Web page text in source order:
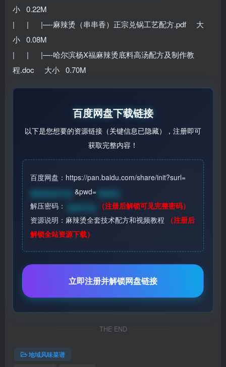
小 0.22M
| | |—-麻辣烫（串串香）正宗兑锅工艺配方.pdf 大
小 0.08M
| | |—-哈尔滨杨X福麻辣烫底料高汤配方及制作教
程.doc 大小 0.70M
百度网盘下载链接
以下是您想要的资源链接（关键信息已隐藏），注册即可
获取完整内容！
百度网盘：https://pan.baidu.com/share/init?surl=
请登录后可见
&pwd=
解压密码：
（注册后解锁可见完整密码）
资源说明：麻辣烫全套技术配方和视频教程
（注册后
解锁全站资源下载）
立即注册并解锁网盘链接
THE END
地域风味菜谱